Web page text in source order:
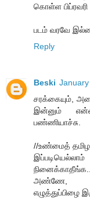
கொள்ள
படம் வரவே
Reply
Beski
சரக்கையும்,
இன்னும்
பண்ணியாச்சு.
//உண்மைத்
அண்ணே,
எழுத்துப்பிழை